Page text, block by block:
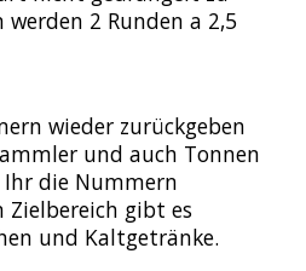
werden 2 Runden a 2,5
wieder zurückgeben
und auch Tonnen
die Nummern
gibt es
und Kaltgetränke.